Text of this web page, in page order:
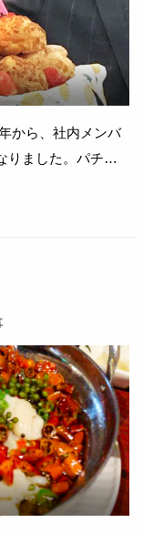
から、社内メンバ
りました。パチパ
ケーキをサプライ